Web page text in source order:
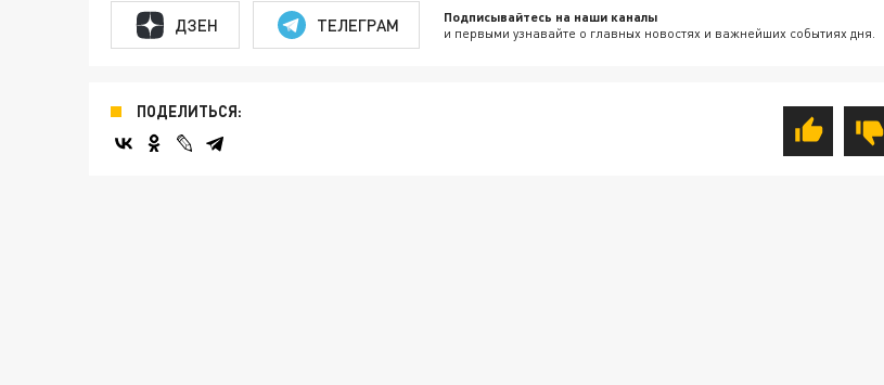
ДЗЕН ТЕЛЕГРАМ Подписывайтесь на наши каналы
и первыми узнавайте о главных новостях и важнейших событиях дня.
ПОДЕЛИТЬСЯ: